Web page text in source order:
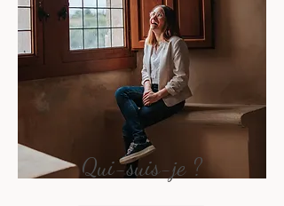
Qui-suis-je ?